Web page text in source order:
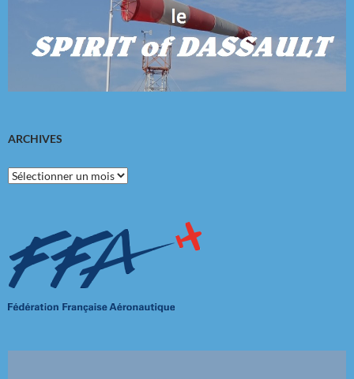
ARCHIVES
Archives